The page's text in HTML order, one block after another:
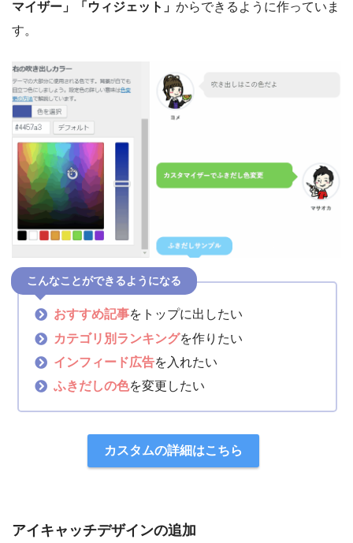
マイザー」「ウィジェット」 からできるように作っていま
す。
こんなことができるようになる
おすすめ記事をトップに出したい
カテゴリ別ランキングを作りたい
インフィード広告を入れたい
ふきだしの色を変更したい
カスタムの詳細はこちら
アイキャッチデザインの追加